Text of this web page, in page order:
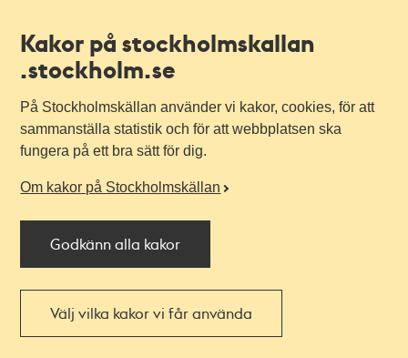
Kakor på stockholmskallan
.stockholm.se
På Stockholmskällan använder vi kakor, cookies, för att
sammanställa statistik och för att webbplatsen ska
fungera på ett bra sätt för dig.
Om kakor på Stockholmskällan
Godkänn alla kakor
Välj vilka kakor vi får använda